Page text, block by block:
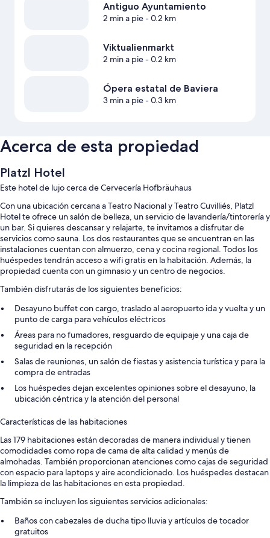
Antiguo Ayuntamiento
2 min a pie- 0.2 km
Viktualienmarkt
2 min a pie- 0.2 km
Ópera estatal de Baviera
3 min a pie- 0.3 km
Acerca de esta propiedad
Platzl Hotel
Este hotel de lujo cerca de Cervecería Hofbräuhaus
Con una ubicación cercana a Teatro Nacional y Teatro Cuvilliés, Platzl
Hotel te ofrece un salón de belleza, un servicio de lavandería/tintorería y
un bar. Si quieres descansar y relajarte, te invitamos a disfrutar de
servicios como sauna. Los dos restaurantes que se encuentran en las
instalaciones cuentan con almuerzo, cena y cocina regional. Todos los
huéspedes tendrán acceso a wifi gratis en la habitación. Además, la
propiedad cuenta con un gimnasio y un centro de negocios.
También disfrutarás de los siguientes beneficios:
Desayuno buffet con cargo, traslado al aeropuerto ida y vuelta y un
punto de carga para vehículos eléctricos
Áreas para no fumadores, resguardo de equipaje y una caja de
seguridad en la recepción
Salas de reuniones, un salón de fiestas y asistencia turística y para la
compra de entradas
Los huéspedes dejan excelentes opiniones sobre el desayuno, la
ubicación céntrica y la atención del personal
Características de las habitaciones
Las 179 habitaciones están decoradas de manera individual y tienen
comodidades como ropa de cama de alta calidad y menús de
almohadas. También proporcionan atenciones como cajas de seguridad
con espacio para laptops y aire acondicionado. Los huéspedes destacan
la limpieza de las habitaciones en esta propiedad.
También se incluyen los siguientes servicios adicionales:
Baños con cabezales de ducha tipo lluvia y artículos de tocador
gratuitos